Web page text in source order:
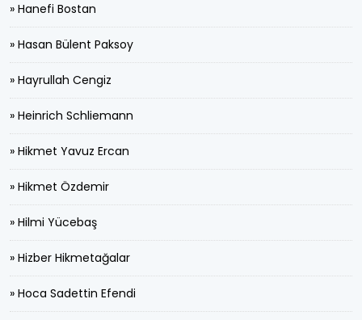
» Hanefi Bostan
» Hasan Bülent Paksoy
» Hayrullah Cengiz
» Heinrich Schliemann
» Hikmet Yavuz Ercan
» Hikmet Özdemir
» Hilmi Yücebaş
» Hizber Hikmetağalar
» Hoca Sadettin Efendi